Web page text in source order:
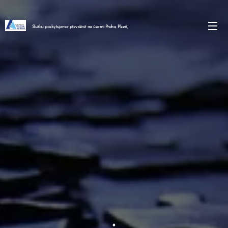
Službu poskytujeme převážně na území Praha, Plzeň,
.